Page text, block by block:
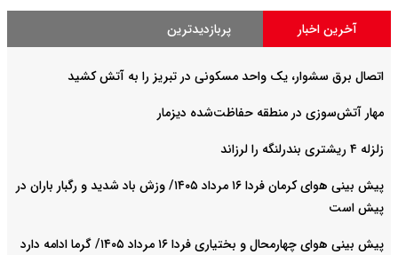
آخرین اخبار پربازدیدترین
اتصال برق سشوار، یک واحد مسکونی در تبریز را به آتش کشید
مهار آتش‌سوزی در منطقه حفاظت‌شده دیزمار
زلزله ۴ ریشتری بندرلنگه را لرزاند
پیش بینی هوای کرمان فردا ۱۶ مرداد ۱۴۰۵/ وزش باد شدید و رگبار باران در
پیش است
پیش بینی هوای چهارمحال و بختیاری فردا ۱۶ مرداد ۱۴۰۵/ گرما ادامه دارد